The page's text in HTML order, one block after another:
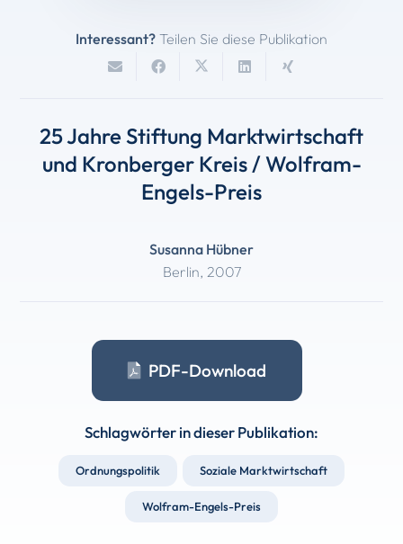
Interessant? Teilen Sie diese Publikation
25 Jahre Stiftung Marktwirtschaft
und Kronberger Kreis / Wolfram-
Engels-Preis
Susanna Hübner
Berlin, 2007
PDF-Download
Schlagwörter in dieser Publikation:
Ordnungspolitik Soziale Marktwirtschaft
Wolfram-Engels-Preis